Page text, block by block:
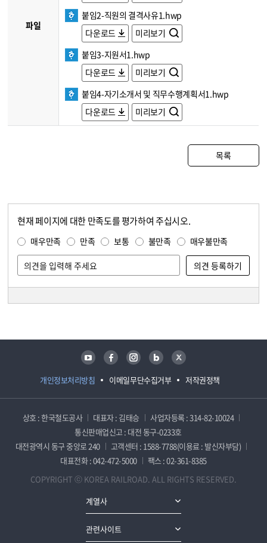
파일
붙임2-직원의 결격사유1.hwp
다운로드
미리보기
붙임3-지원서1.hwp
다운로드
미리보기
붙임4-자기소개서 및 직무수행계획서1.hwp
다운로드
미리보기
목록
현재 페이지에 대한 만족도를 평가하여 주십시오.
매우만족 만족 보통 불만족 매우불만족
개인정보처리방침 이메일무단수집거부 저작권정책
유튜브 페이스북 인스타그램 블로그 트위터
상호 : 한국철도공사 대표자 : 김태승
사업자등록 : 314-82-10024
통신판매업신고 : 대전 동구-0233호
대전광역시 동구 중앙로 240
고객센터 : 1588-7788(이용료 : 발신자부담)
대표전화 : 042-472-5000
팩스 : 02-361-8385
COPYRIGHT ⓒ KOREA RAILROAD. ALL RIGHTS RESERVED.
계열사
관련사이트